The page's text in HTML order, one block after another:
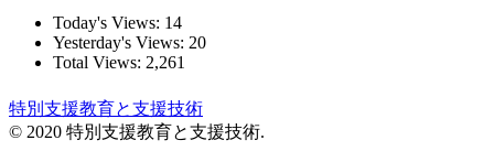
Today's Views: 14
Yesterday's Views: 20
Total Views: 2,261
特別支援教育と支援技術
© 2020 特別支援教育と支援技術.